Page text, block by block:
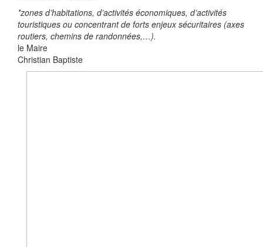
*zones d’habitations, d’activités économiques, d’activités
touristiques ou concentrant de forts enjeux sécuritaires (axes
routiers, chemins de randonnées,…).
le Maire
Christian Baptiste